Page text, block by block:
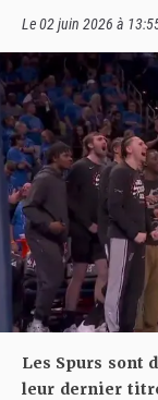
Le02 juin 2026 à
Les Spurs sont
leur dernier